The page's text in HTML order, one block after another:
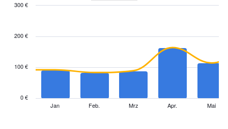
has
Jan Feb. Mrz Apr. Mai
0 €
100 €
200 €
300 €